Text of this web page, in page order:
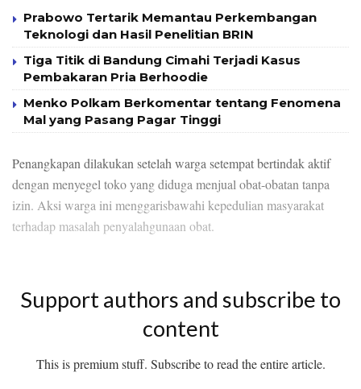
Prabowo Tertarik Memantau Perkembangan
Teknologi dan Hasil Penelitian BRIN
Tiga Titik di Bandung Cimahi Terjadi Kasus
Pembakaran Pria Berhoodie
Menko Polkam Berkomentar tentang Fenomena
Mal yang Pasang Pagar Tinggi
Penangkapan dilakukan setelah warga setempat bertindak aktif
dengan menyegel toko yang diduga menjual obat-obatan tanpa
izin. Aksi warga ini menggarisbawahi kepedulian masyarakat
terhadap masalah penyalahgunaan obat.
Support authors and subscribe to
content
This is premium stuff. Subscribe to read the entire article.